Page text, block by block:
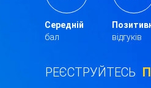
Середній
бал
відгуків
РЕЄСТРУЙТЕСЬ